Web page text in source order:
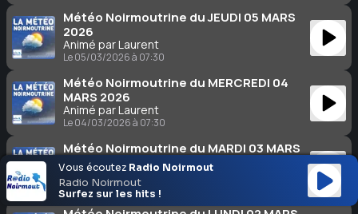
Météo Noirmoutrine du JEUDI 05 MARS
2026
Animé par Laurent
Le 05/03/2026 à 07:30
Météo Noirmoutrine du MERCREDI 04
MARS 2026
Animé par Laurent
Le 04/03/2026 à 07:30
Météo Noirmoutrine du MARDI 03 MARS
2026
Animé par Laurent
Le 03/03/2026 à 07:30
Vous écoutez Radio Noirmout
Radio Noirmout
Surfez sur les hits !